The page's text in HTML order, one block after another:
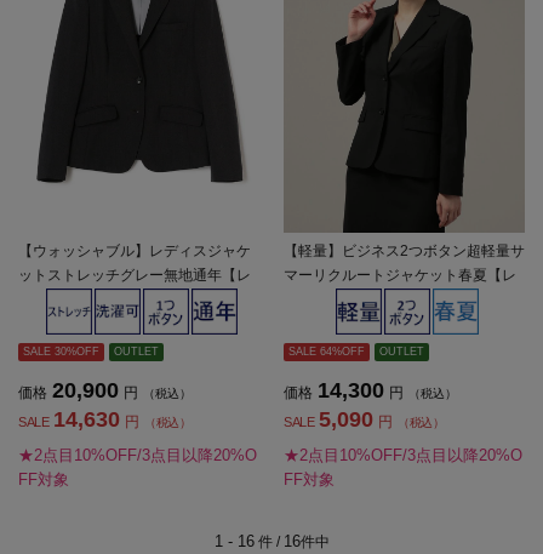
【ウォッシャブル】レディスジャケ
ットストレッチグレー無地通年【レ
SALE 30%OFF OUTLET
価格 20,900 円 （税込）
SALE 14,630 円 （税込）
★2点目10%OFF/3点目以降20%O
FF対象
【軽量】ビジネス2つボタン超軽量サ
マーリクルートジャケット春夏【レ
ディース】
SALE 64%OFF OUTLET
価格 14,300 円 （税込）
SALE 5,090 円 （税込）
★2点目10%OFF/3点目以降20%O
FF対象
1 - 16件 / 16件中